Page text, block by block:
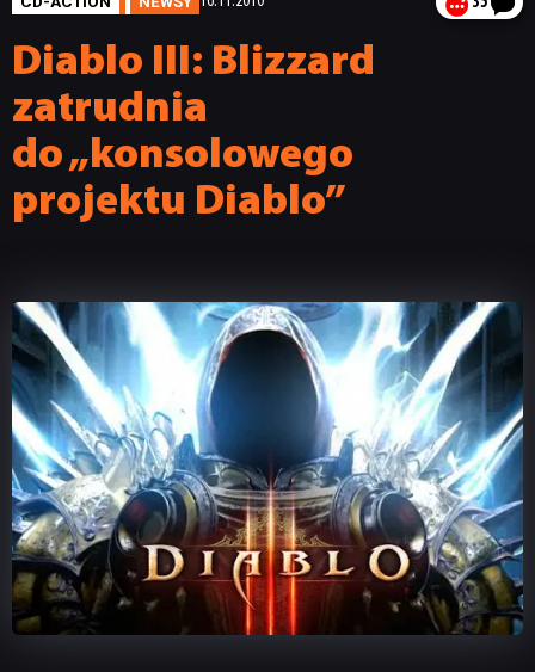
Diablo III: Blizzard
zatrudnia
do „konsolowego
projektu Diablo”